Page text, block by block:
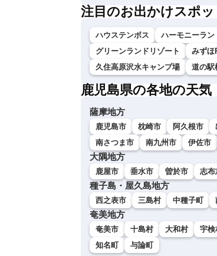
注目のお出かけスポッ
ハウステンボス ハーモニーラン
グリーンランドリゾート
みずほ
久住高原沢水キャンプ場
道の駅
鹿児島県の各地の天気
薩摩地方
鹿児島市 枕崎市 阿久根市
南さつま市
南九州市 伊佐市
大隅地方
鹿屋市 垂水市 曽於市 志布
種子島・屋久島地方
西之表市 三島村 中種子町
奄美地方
奄美市 十島村 大和村 宇検
知名町
与論町